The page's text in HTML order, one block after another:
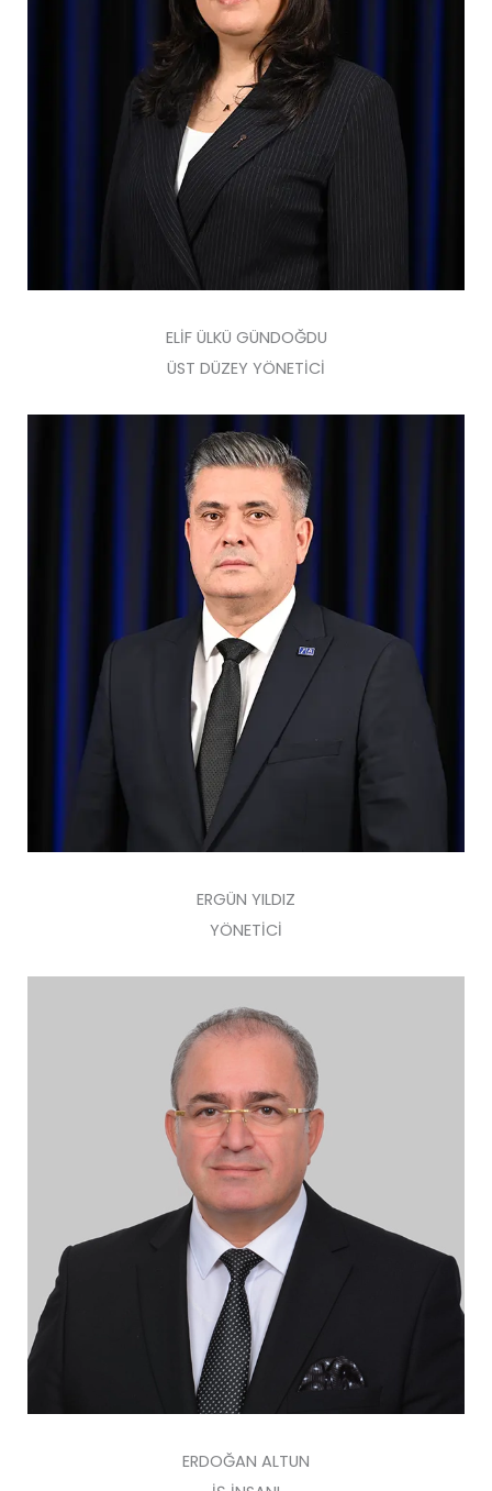
ELİF ÜLKÜ GÜNDOĞDU
ÜST DÜZEY YÖNETİCİ
ERGÜN YILDIZ
YÖNETİCİ
ERDOĞAN ALTUN